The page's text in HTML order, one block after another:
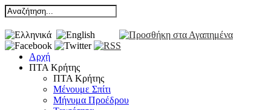
Αρχή
ΠΤΑ Κρήτης
ΠΤΑ Κρήτης
Μένουμε Σπίτι
Μήνυμα Προέδρου